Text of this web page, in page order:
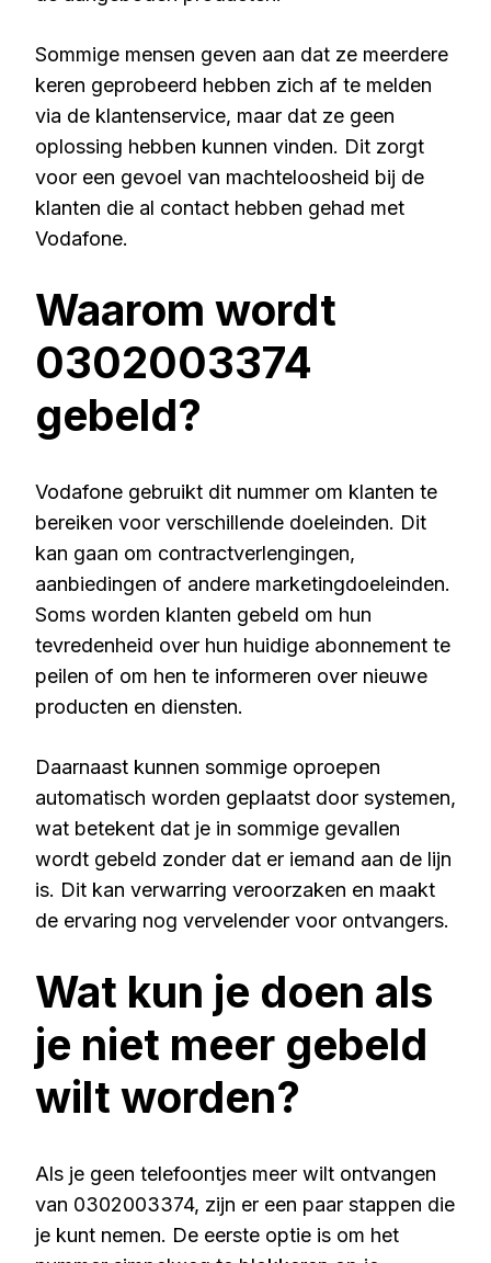
Sommige mensen geven aan dat ze meerdere
keren geprobeerd hebben zich af te melden
via de klantenservice, maar dat ze geen
oplossing hebben kunnen vinden. Dit zorgt
voor een gevoel van machteloosheid bij de
klanten die al contact hebben gehad met
Vodafone.
Waarom wordt
0302003374
gebeld?
Vodafone gebruikt dit nummer om klanten te
bereiken voor verschillende doeleinden. Dit
kan gaan om contractverlengingen,
aanbiedingen of andere marketingdoeleinden.
Soms worden klanten gebeld om hun
tevredenheid over hun huidige abonnement te
peilen of om hen te informeren over nieuwe
producten en diensten.
Daarnaast kunnen sommige oproepen
automatisch worden geplaatst door systemen,
wat betekent dat je in sommige gevallen
wordt gebeld zonder dat er iemand aan de lijn
is. Dit kan verwarring veroorzaken en maakt
de ervaring nog vervelender voor ontvangers.
Wat kun je doen als
je niet meer gebeld
wilt worden?
Als je geen telefoontjes meer wilt ontvangen
van 0302003374, zijn er een paar stappen die
je kunt nemen. De eerste optie is om het